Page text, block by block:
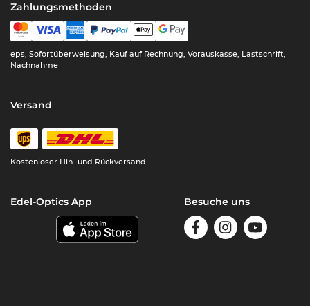
Zahlungsmethoden
eps, Sofortüberweisung, Kauf auf Rechnung, Vorauskasse, Lastschrift,
Nachnahme
Versand
Kostenloser Hin- und Rückversand
Edel-Optics App Besuche uns